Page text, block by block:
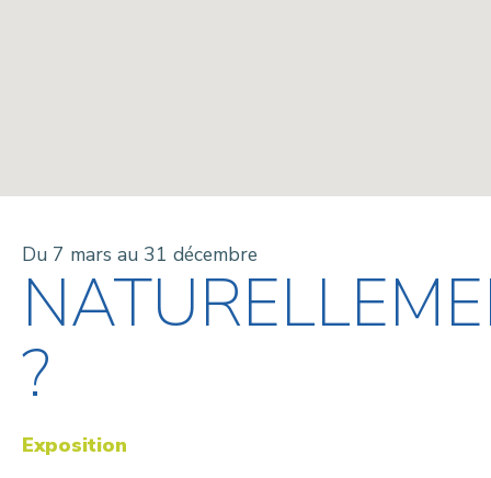
Du 7 mars au 31 décembre
?
Exposition